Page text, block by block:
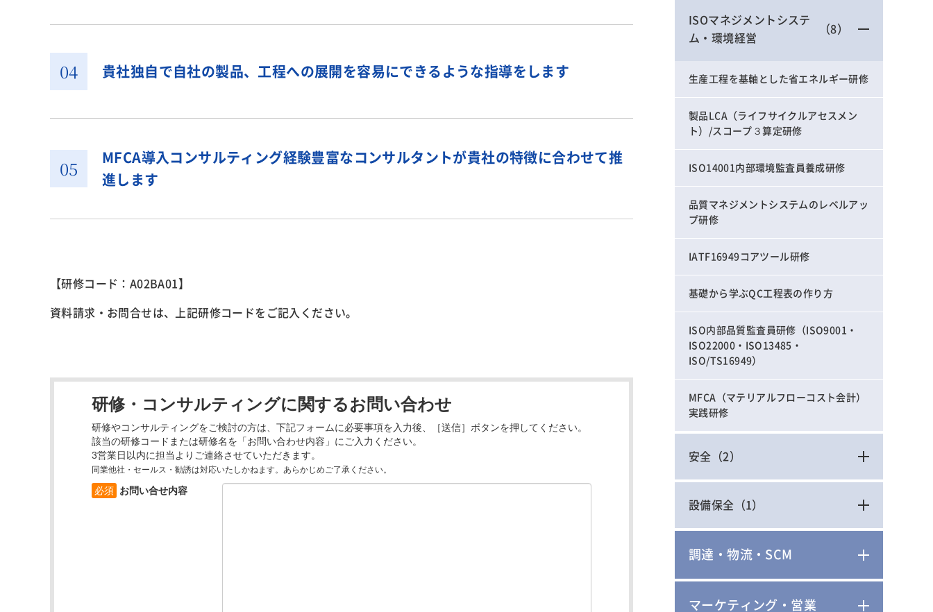
貴社独自で自社の製品、工程への展開を容易にできるような指導をします
MFCA導入コンサルティング経験豊富なコンサルタントが貴社の特徴に合わせて推
進します
【研修コード：A02BA01】
資料請求・お問合せは、上記研修コードをご記入ください。
ISOマネジメントシステ
ム・環境経営
（8）
生産工程を基軸とした省エネルギー研修
製品LCA（ライフサイクルアセスメン
ト）/スコープ３算定研修
ISO14001内部環境監査員養成研修
品質マネジメントシステムのレベルアッ
プ研修
IATF16949コアツール研修
基礎から学ぶQC工程表の作り方
ISO内部品質監査員研修（ISO9001・
ISO22000・ISO13485・
ISO/TS16949）
MFCA（マテリアルフローコスト会計）
実践研修
安全 （2）
設備保全 （1）
調達・物流・SCM
マーケティング・営業